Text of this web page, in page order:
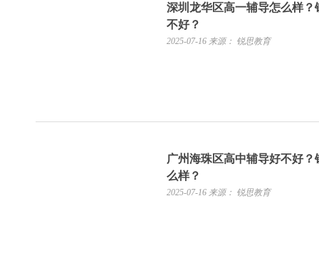
深圳龙华区高一辅导怎么样？
不好？
2025-07-16 来源： 锐思教育
广州海珠区高中辅导好不好？
么样？
2025-07-16 来源： 锐思教育